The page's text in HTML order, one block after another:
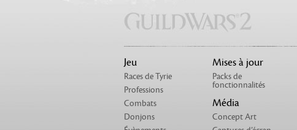
Jeu
Races de Tyrie
Professions
Combats
Donjons
Mises à jour
Packs de
fonctionnalités
Média
Concept Art